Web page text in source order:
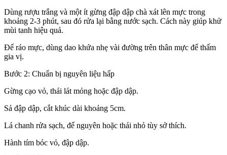
Dùng rượu trắng và một ít gừng đập dập chà xát lên mực trong
khoảng 2-3 phút, sau đó rửa lại bằng nước sạch. Cách này giúp khử
mùi tanh hiệu quả.
Để ráo mực, dùng dao khứa nhẹ vài đường trên thân mực để thấm
gia vị.
Bước 2: Chuẩn bị nguyên liệu hấp
Gừng cạo vỏ, thái lát mỏng hoặc đập dập.
Sả đập dập, cắt khúc dài khoảng 5cm.
Lá chanh rửa sạch, để nguyên hoặc thái nhỏ tùy sở thích.
Hành tím bóc vỏ, đập dập.